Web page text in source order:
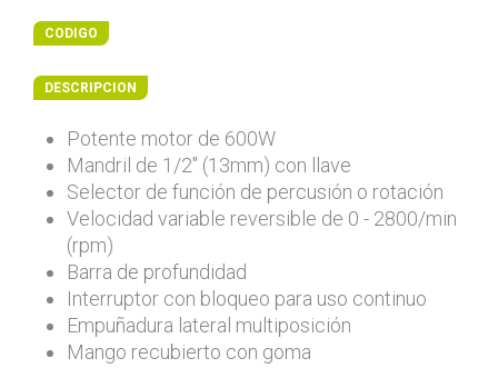
CODIGO
DESCRIPCION
Potente motor de 600W
Mandril de 1/2" (13mm) con llave
Selector de función de percusión o rotación
Velocidad variable reversible de 0 - 2800/min
(rpm)
Barra de profundidad
Interruptor con bloqueo para uso continuo
Empuñadura lateral multiposición
Mango recubierto con goma